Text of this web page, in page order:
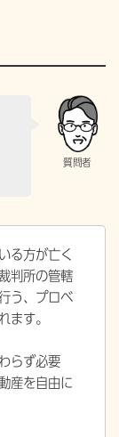
る方が亡く
判所の管轄
う、プロベ
ます。
らず必要
産を自由に